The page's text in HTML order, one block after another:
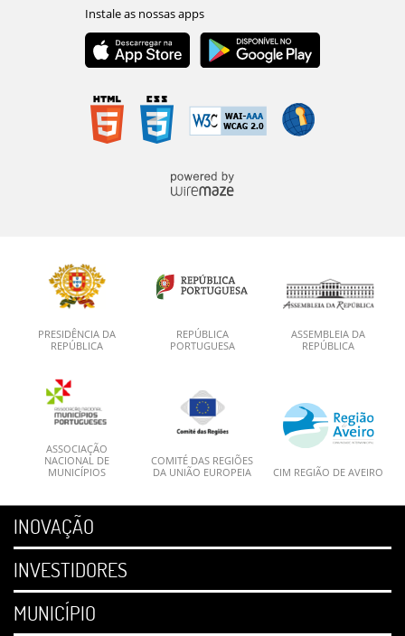
PRESIDÊNCIA DA
REPÚBLICA
REPÚBLICA
PORTUGUESA
ASSEMBLEIA DA
REPÚBLICA
ASSOCIAÇÃO
NACIONAL DE
MUNICÍPIOS
COMITÉ DAS REGIÕES
DA UNIÃO EUROPEIA
CIM REGIÃO DE AVEIRO
INOVAÇÃO
INVESTIDORES
MUNICÍPIO